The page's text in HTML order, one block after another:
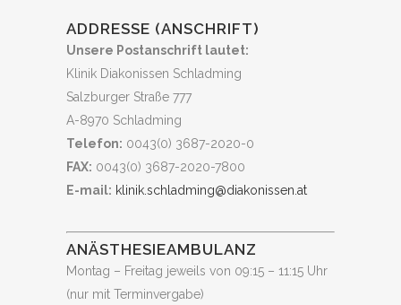
ADDRESSE (ANSCHRIFT)
Unsere Postanschrift lautet:
Klinik Diakonissen Schladming
Salzburger Straße 777
A-8970 Schladming
Telefon: 0043(0) 3687-2020-0
FAX: 0043(0) 3687-2020-7800
E-mail: klinik.schladming@diakonissen.at
ANÄSTHESIEAMBULANZ
Montag – Freitag jeweils von 09:15 – 11:15 Uhr
(nur mit Terminvergabe)